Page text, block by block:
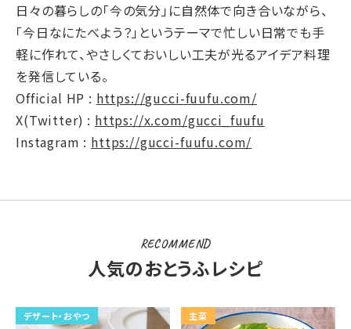
日々の暮らしの「今の気分」に自然体で向き合いながら、
「今日なにたべよう？」というテーマで忙しい日常でも手
軽に作れて、やさしくておいしい工夫が光るアイデア料理
を発信している。
Official HP : https://gucci-fuufu.com/
X(Twitter) : https://x.com/gucci_fuufu
Instagram : https://gucci-fuufu.com/
RECOMMEND
人気のおとうふレシピ
デザート・おやつ 主菜